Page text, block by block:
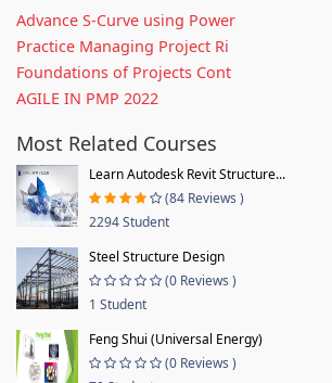
Advance S-Curve using Power
Practice Managing Project Ri
Foundations of Projects Cont
AGILE IN PMP 2022
Most Related Courses
Learn Autodesk Revit Structure...
(84 Reviews )
2294 Student
Steel Structure Design
(0 Reviews )
1 Student
Feng Shui (Universal Energy)
(0 Reviews )